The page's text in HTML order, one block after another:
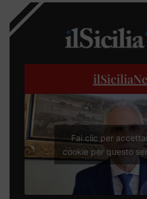
Fai clic per
cookie per questo